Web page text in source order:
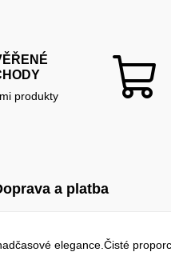
produkty
a platba
elegance.Čisté